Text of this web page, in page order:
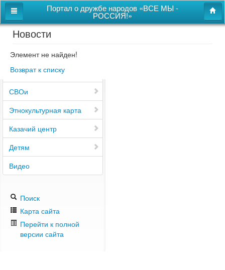
Портал о дружбе народов «ВСЕ МЫ -
РОССИЯ!»
Главная
Дом дружбы народов
Новости
СВОи
Этнокультурная карта
Казачий центр
Детям
Видео
Поиск
Карта сайта
Перейти к полной
версии сайта
Новости
Элемент не найден!
Возврат к списку